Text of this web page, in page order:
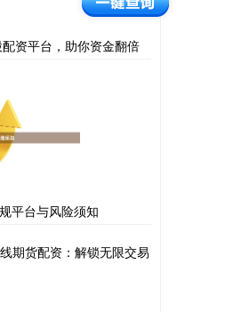
资平台，助你资金翻倍
平台与风险须知